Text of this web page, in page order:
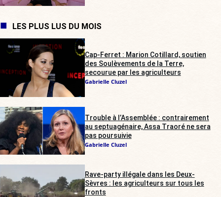
LES PLUS LUS DU MOIS
Cap-Ferret : Marion Cotillard, soutien
des Soulèvements de la Terre,
secourue par les agriculteurs
Gabrielle Cluzel
Trouble à l’Assemblée : contrairement
au septuagénaire, Assa Traoré ne sera
pas poursuivie
Gabrielle Cluzel
Rave-party illégale dans les Deux-
Sèvres : les agriculteurs sur tous les
fronts